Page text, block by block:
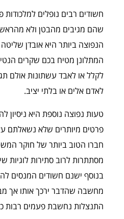
חשודים רבים נופלים למלכודות
שהם מגיבים מהבטן ולא
הנפוצה ביותר היא אובדן
המתלונן מטיח בכם שקרים
לקלל או לאבד עשתונות אולם
לאדם אלים או בלתי יציב.
טעות נפוצה נוספת היא ניסיון
פרטים מיותרים שלא נשאלתם
חברו הטוב ביותר של חוקר
מסתתרות לרוב סתירות לוגיות
בנוסף ישנם חשודים המנסים
מחשבה שהדבר ירכך אותו אך
התנצלות נחשבת פעמים רבות